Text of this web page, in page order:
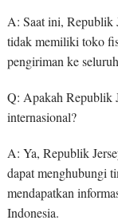
A: Saat ini, Republik
tidak memiliki toko
pengiriman ke
Q: Apakah Republik
internasional?
A: Ya, Republik
dapat menghubungi
mendapatkan
Indonesia.